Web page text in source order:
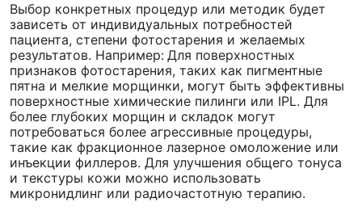
Выбор конкретных процедур или методик будет
зависеть от индивидуальных потребностей
пациента, степени фотостарения и желаемых
результатов. Например: Для поверхностных
признаков фотостарения, таких как пигментные
пятна и мелкие морщинки, могут быть эффективны
поверхностные химические пилинги или IPL. Для
более глубоких морщин и складок могут
потребоваться более агрессивные процедуры,
такие как фракционное лазерное омоложение или
инъекции филлеров. Для улучшения общего тонуса
и текстуры кожи можно использовать
микронидлинг или радиочастотную терапию.